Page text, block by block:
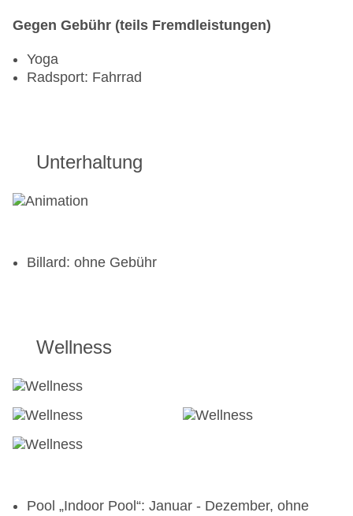
Gegen Gebühr (teils Fremdleistungen)
Yoga
Radsport: Fahrrad
Unterhaltung
Billard: ohne Gebühr
Wellness
Pool „Indoor Pool“: Januar - Dezember, ohne